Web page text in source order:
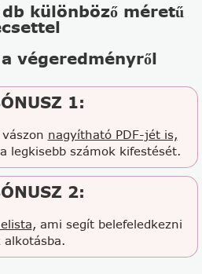
különböző méretű
végeredményről
1:
nagyítható PDF-jét is,
legkisebb számok kifestését.
2:
, ami segít belefeledkezni
alkotásba.